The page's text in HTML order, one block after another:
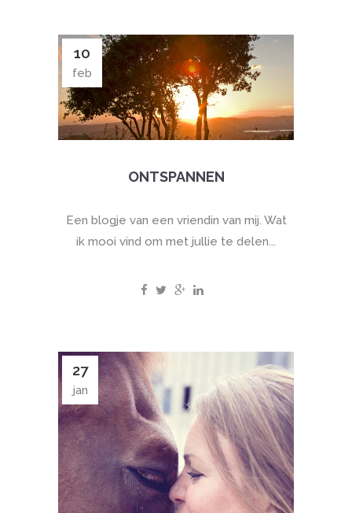
10
feb
ONTSPANNEN
Een blogje van een vriendin van mij. Wat
ik mooi vind om met jullie te delen...
27
jan